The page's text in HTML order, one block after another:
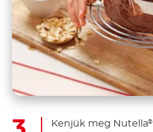
Kenjük meg Nutella®